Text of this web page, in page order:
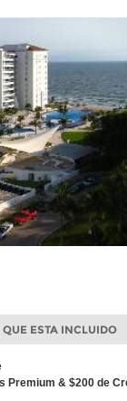
ESTA INCLUIDO
Premium & $200 de